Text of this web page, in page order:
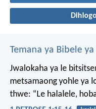
Temana ya Bibele
Jwalokaha ya le
metsamaong yohle ya
thwe: “Le halalele,